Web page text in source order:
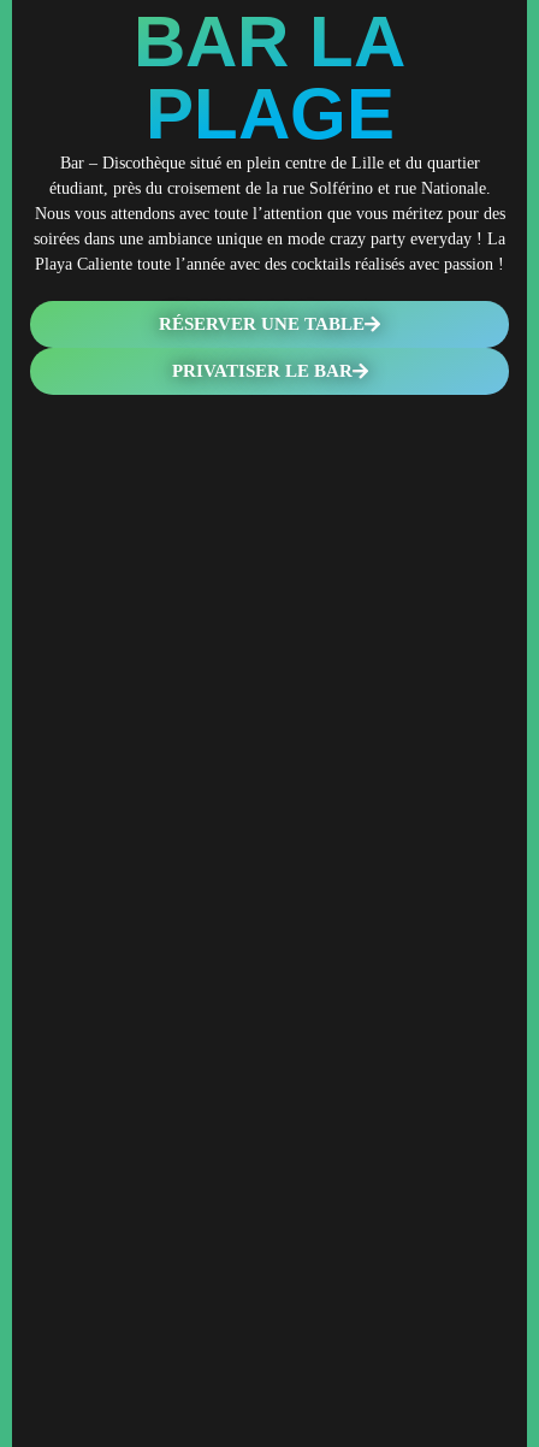
BAR LA
PLAGE
Bar – Discothèque situé en plein centre de Lille et du quartier
étudiant, près du croisement de la rue Solférino et rue Nationale.
Nous vous attendons avec toute l’attention que vous méritez pour des
soirées dans une ambiance unique en mode crazy party everyday ! La
Playa Caliente toute l’année avec des cocktails réalisés avec passion !
RÉSERVER UNE TABLE
PRIVATISER LE BAR